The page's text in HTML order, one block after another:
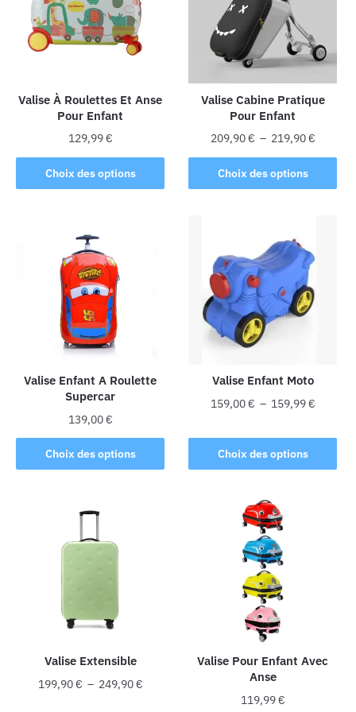
peuvent
être
choisies
page
du
produit
peuvent
être
choisies
la
page
du
produit
Valise À Roulettes Et Anse
Pour Enfant
129,99€
Choix des options
Ce
produit
variations.
Les
options
peuvent
être
choisies
la
page
du
produit
Valise Cabine Pratique
Pour Enfant
209,90€ – 219,90€Plage
de
209,90
Choix des options
Ce
produit
variations.
Les
options
peuvent
être
choisies
la
page
produit
Valise Enfant A Roulette
Supercar
139,00€
Choix des options
Ce
produit
Les
choisies
la
page
Valise Enfant Moto
159,00€ – 159,99€Plage
prix :
à
Choix des options
produit
a
variations.
Les
options
peuvent
être
choisies
sur
la
page
du
produit
Valise Extensible
199,90€ – 249,90€Plage
Valise Pour Enfant Avec
Anse
119,99€